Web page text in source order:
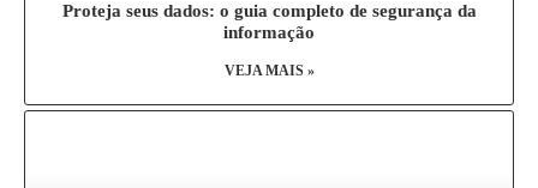
Proteja seus dados: o guia completo de segurança da
informação
VEJA MAIS »